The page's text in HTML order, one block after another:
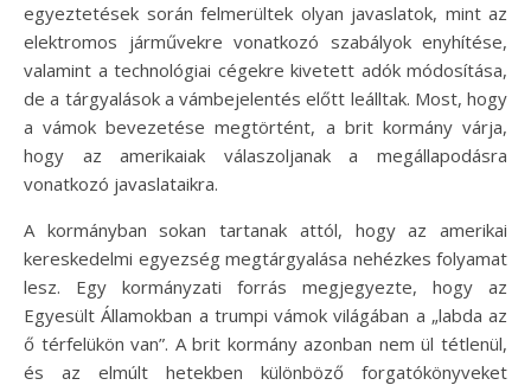
egyeztetések során felmerültek olyan javaslatok, mint az
elektromos járművekre vonatkozó szabályok enyhítése,
valamint a technológiai cégekre kivetett adók módosítása,
de a tárgyalások a vámbejelentés előtt leálltak. Most, hogy
a vámok bevezetése megtörtént, a brit kormány várja,
hogy az amerikaiak válaszoljanak a megállapodásra
vonatkozó javaslataikra.
A kormányban sokan tartanak attól, hogy az amerikai
kereskedelmi egyezség megtárgyalása nehézkes folyamat
lesz. Egy kormányzati forrás megjegyezte, hogy az
Egyesült Államokban a trumpi vámok világában a „labda az
ő térfelükön van”. A brit kormány azonban nem ül tétlenül,
és az elmúlt hetekben különböző forgatókönyveket